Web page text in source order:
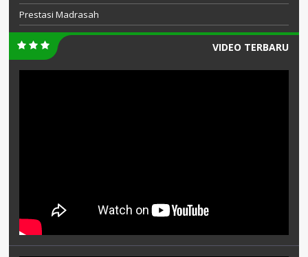
Prestasi Madrasah
VIDEO TERBARU